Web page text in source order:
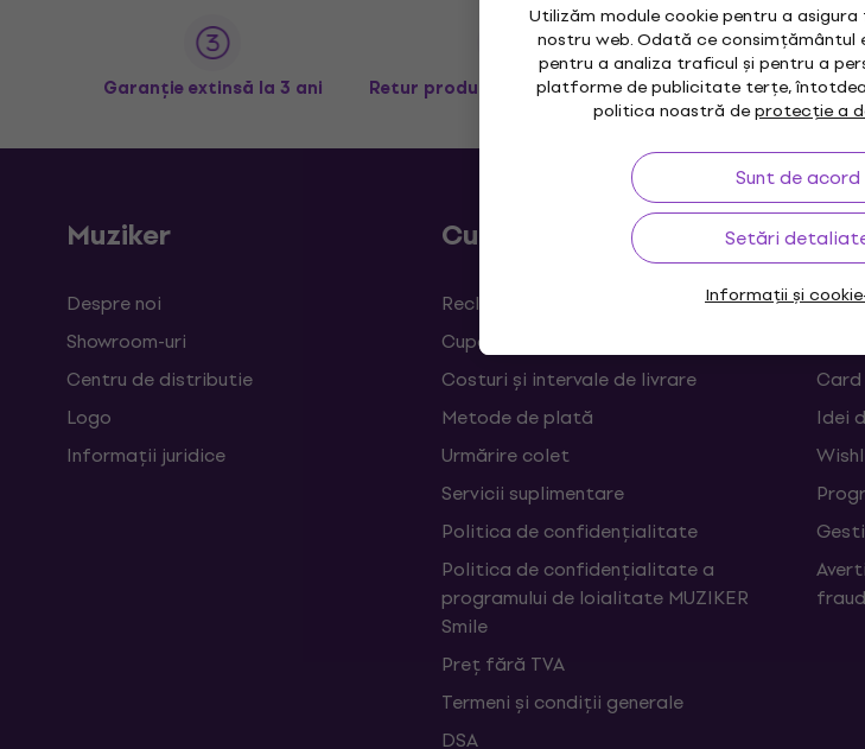
Utilizăm module cookie pentru a
nostru web. Odată ce
pentru a analiza traficul și pentru a
platforme de publicitate terțe,
politica noastră deprotecție a
Sunt de acord
Setări
Informații și
Garanție extinsă la 3 ani Retur produse în maxim 30 zile Garanția
Muziker
Despre noi
Showroom-uri
Centru de distributie
Logo
Informații juridice
Cumpărare
Reclamații și retrageri din contract
Cupoane
Costuri și intervale de livrare
Metode de plată
Urmărire colet
Servicii suplimentare
Politica de confidențialitate
Politica de confidențialitate a
programului de loialitate MUZIKER
Smile
Preț fără TVA
Termeni și condiții generale
DSA
FAQ
Idei